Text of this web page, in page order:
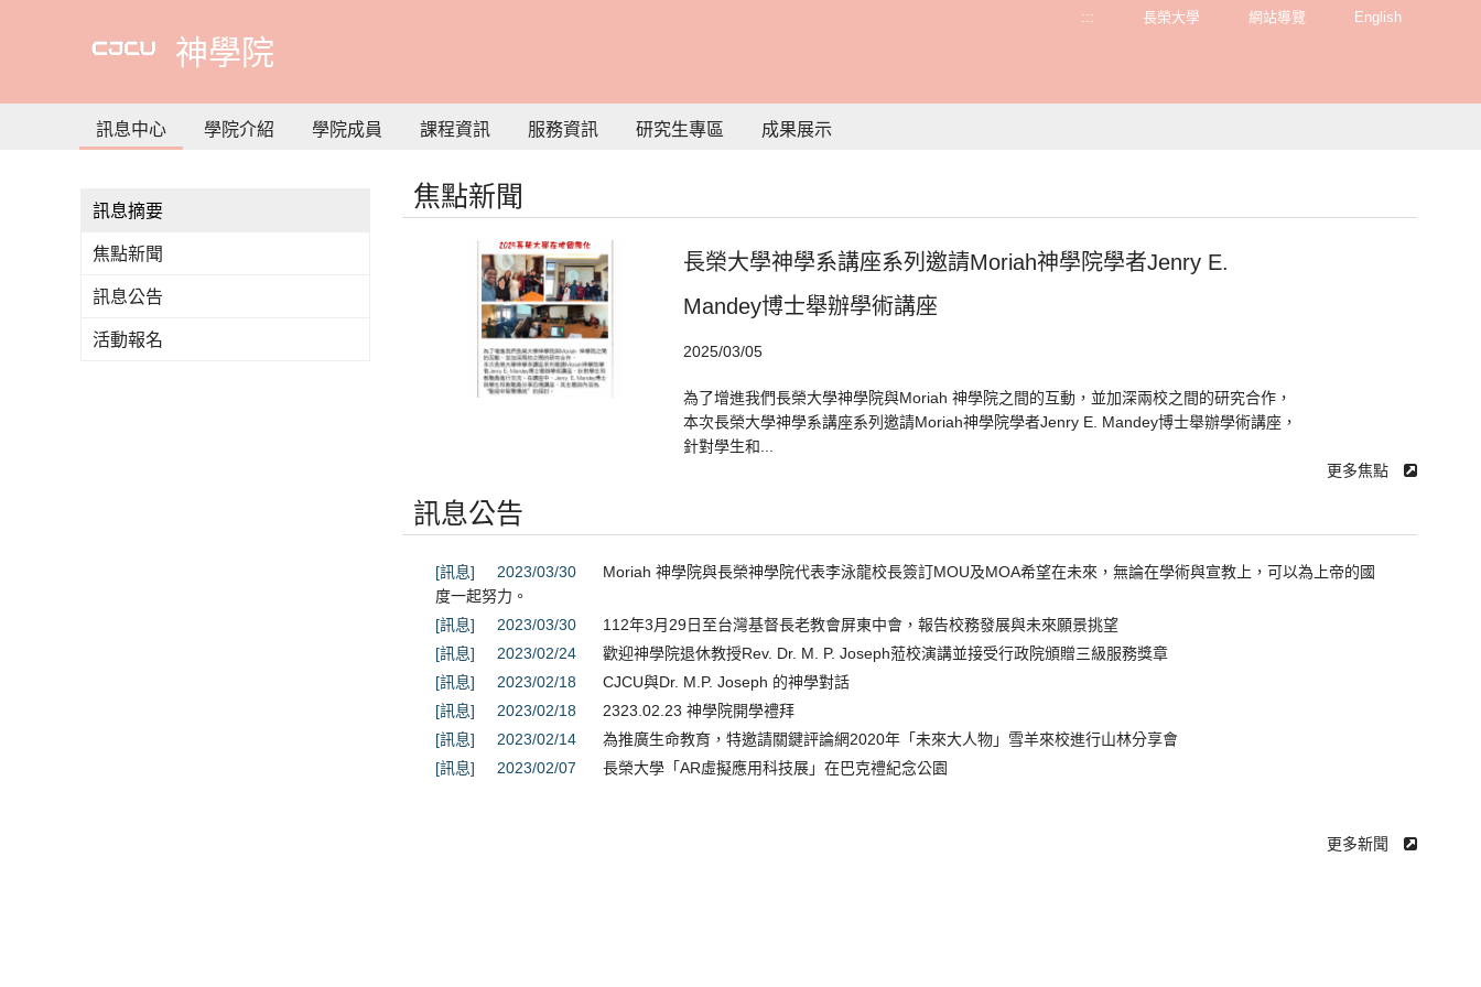
要
容
神學院
::: 長榮大學 網站導覽 English
訊息中心 學院介紹 學院成員 課程資訊 服務資訊 研究生專區 成果展示
焦點新聞
長榮大學神學系講座系列邀請Moriah神學院學者Jenry E.
Mandey博士舉辦學術講座
2025/03/05
為了增進我們長榮大學神學院與Moriah 神學院之間的互動，並加深兩校之間的研究合作，
本次長榮大學神學系講座系列邀請Moriah神學院學者Jenry E. Mandey博士舉辦學術講座，
針對學生和...
更多焦點
訊息公告
[訊息] 2023/03/30
Moriah 神學院與長榮神學院代表李泳龍校長簽訂MOU及MOA希望在未來，無論在學術與宣教上，可以為上帝的國
度一起努力。
[訊息]
2023/03/30
112年3月29日至台灣基督長老教會屏東中會，報告校務發展與未來願景挑望
[訊息]
2023/02/24
歡迎神學院退休教授Rev. Dr. M. P. Joseph蒞校演講並接受行政院頒贈三級服務獎章
[訊息]
2023/02/18
CJCU與Dr. M.P. Joseph 的神學對話
[訊息]
2023/02/18
2323.02.23 神學院開學禮拜
[訊息]
2023/02/14
為推廣生命教育，特邀請關鍵評論網2020年「未來大人物」雪羊來校進行山林分享會
[訊息]
2023/02/07 長榮大學「AR虛擬應用科技展」在巴克禮紀念公園
更多新聞
訊息摘要
焦點新聞
訊息公告
活動報名